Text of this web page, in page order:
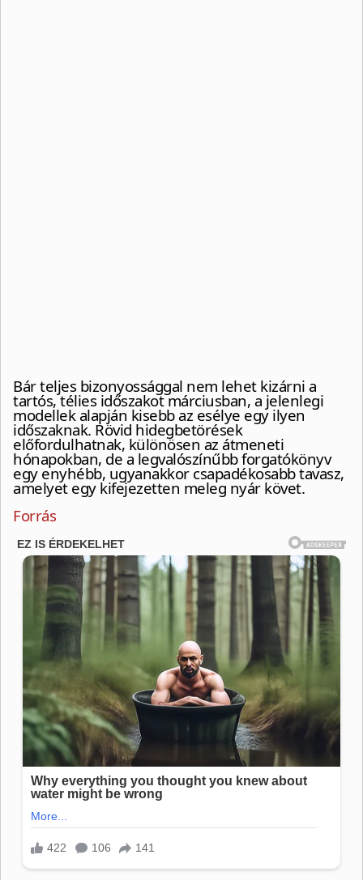
Bár teljes bizonyossággal nem lehet kizárni a
tartós, télies időszakot márciusban, a jelenlegi
modellek alapján kisebb az esélye egy ilyen
időszaknak. Rövid hidegbetörések
előfordulhatnak, különösen az átmeneti
hónapokban, de a legvalószínűbb forgatókönyv
egy enyhébb, ugyanakkor csapadékosabb tavasz,
amelyet egy kifejezetten meleg nyár követ.
Forrás